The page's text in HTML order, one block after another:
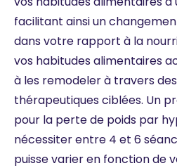
facilitant ainsi un
dans votre rapport à la
vos habitudes alimentaires
à les remodeler à travers
thérapeutiques ciblées. Un
pour la perte de poids par
nécessiter entre 4 et 6
puisse varier en fonction de